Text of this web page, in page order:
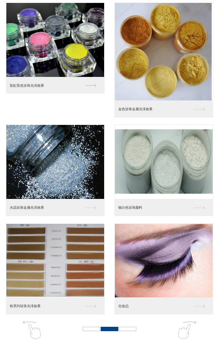
优达树脂产品 汽车涂料树脂（雅克）
工业涂料树脂（雅克）
聚酯树脂 热塑性丙烯酸树脂
怡升升四大优势